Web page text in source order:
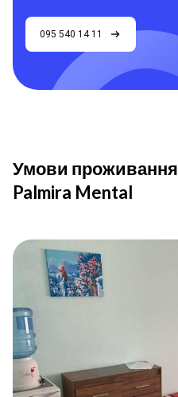
095 540 14 11
Умови проживання
Palmira Mental